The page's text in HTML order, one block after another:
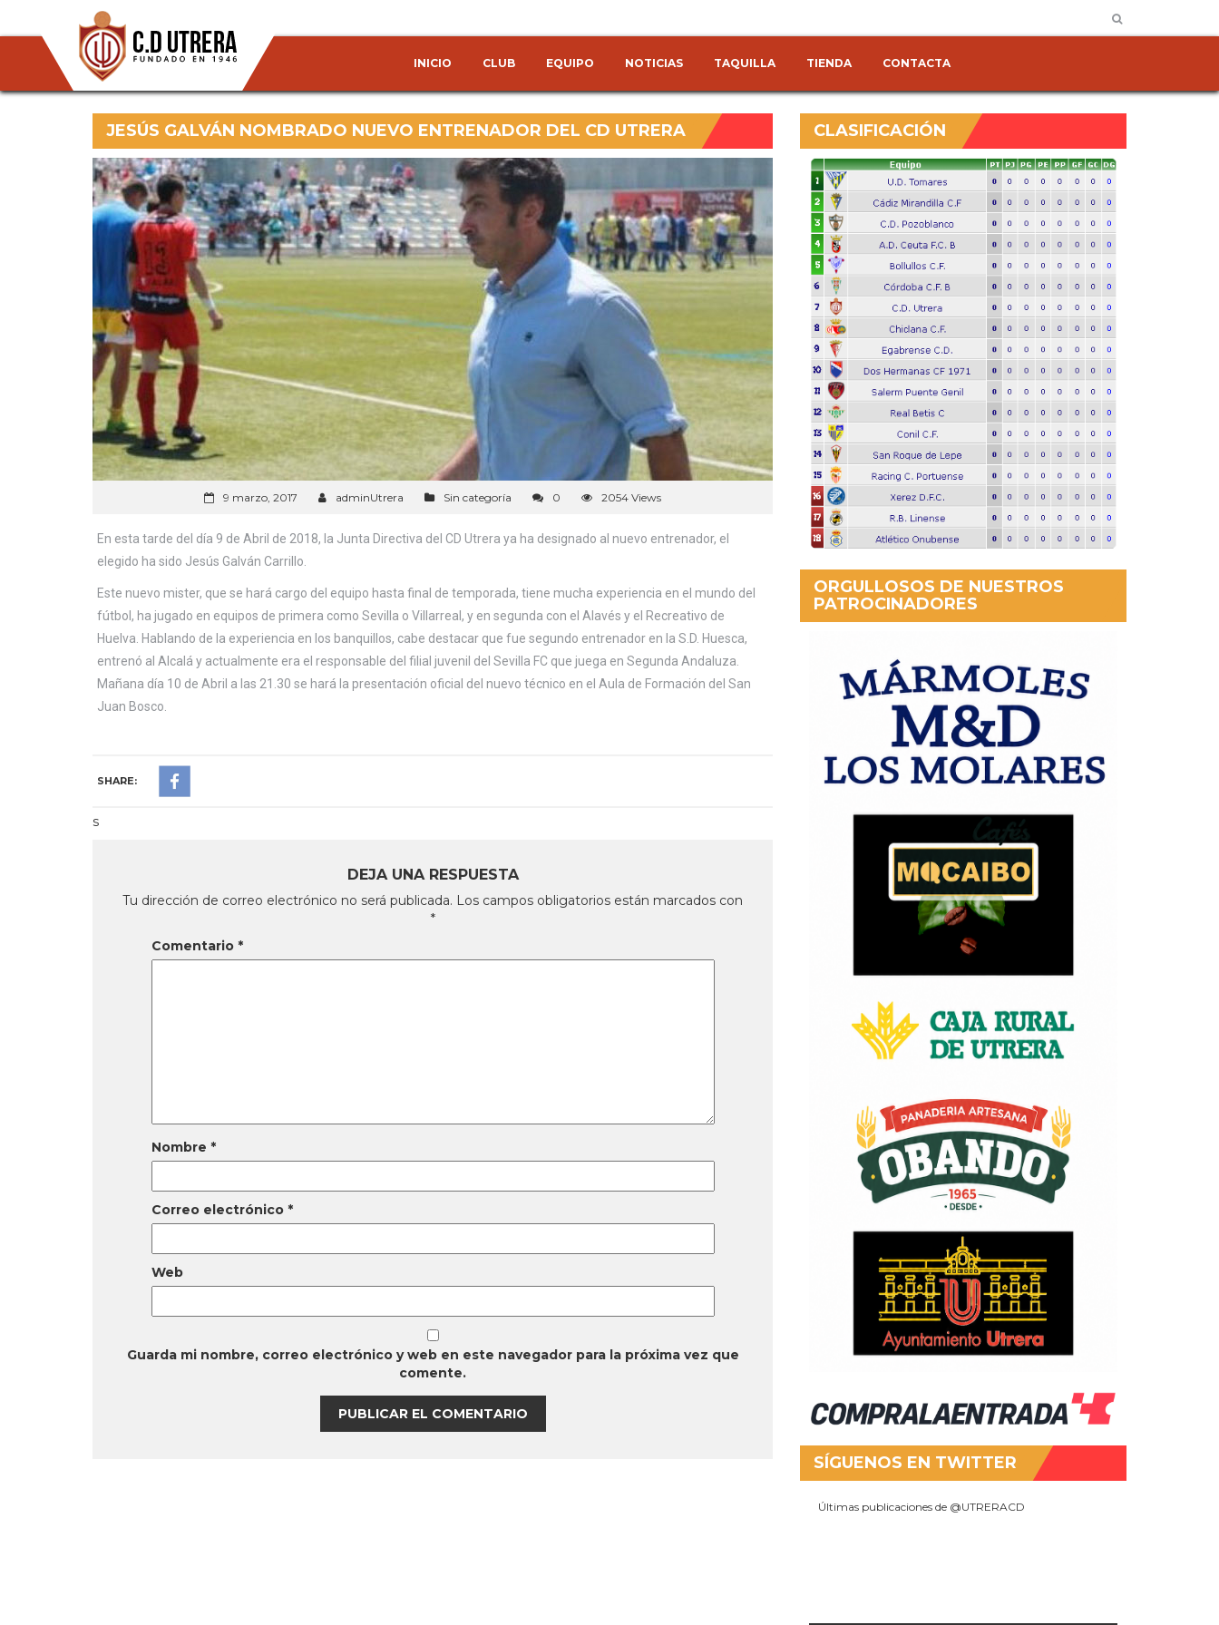
INICIO CLUB EQUIPO NOTICIAS TAQUILLA TIENDA CONTACTA
JESÚS GALVÁN NOMBRADO NUEVO ENTRENADOR DEL CD UTRERA
9 marzo, 2017 adminUtrera Sin categoría 0 2054 Views
En esta tarde del día 9 de Abril de 2018, la Junta Directiva del CD Utrera ya ha designado al nuevo entrenador, el
elegido ha sido Jesús Galván Carrillo.
Este nuevo mister, que se hará cargo del equipo hasta final de temporada, tiene mucha experiencia en el mundo del
fútbol, ha jugado en equipos de primera como Sevilla o Villarreal, y en segunda con el Alavés y el Recreativo de
Huelva. Hablando de la experiencia en los banquillos, cabe destacar que fue segundo entrenador en la S.D. Huesca,
entrenó al Alcalá y actualmente era el responsable del filial juvenil del Sevilla FC que juega en Segunda Andaluza.
Mañana día 10 de Abril a las 21.30 se hará la presentación oficial del nuevo técnico en el Aula de Formación del San
Juan Bosco.
SHARE:
s
DEJA UNA RESPUESTA
Tu dirección de correo electrónico no será publicada. Los campos obligatorios están marcados con
*
Comentario *
Nombre *
Correo electrónico *
Web
Guarda mi nombre, correo electrónico y web en este navegador para la próxima vez que
comente.
CLASIFICACIÓN
ORGULLOSOS DE NUESTROS
PATROCINADORES
SÍGUENOS EN TWITTER
Últimas publicaciones de @UTRERACD